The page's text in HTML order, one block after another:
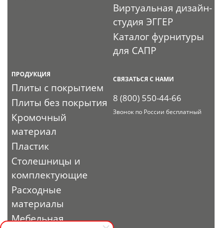
Виртуальная дизайн-
студия ЭГГЕР
Каталог фурнитуры
для САПР
ПРОДУКЦИЯ
Плиты с покрытием
Плиты без покрытия
Кромочный
материал
Пластик
Столешницы и
комплектующие
Расходные
материалы
Мебельная
СВЯЗАТЬСЯ С НАМИ
8 (800) 550-44-66
Звонок по России бесплатный